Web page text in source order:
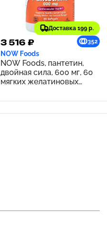
Доставка 199 р.
3 516 ₽ 352
NOW Foods
NOW Foods, пантетин,
двойная сила, 600 мг, 60
мягких желатиновых